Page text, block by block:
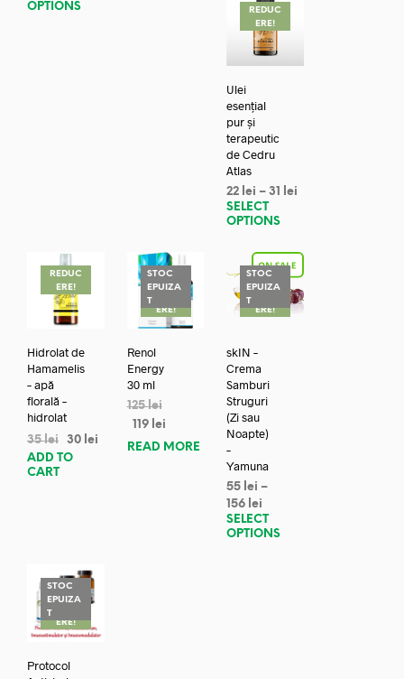
OPTIONS
REDUC
ERE!
Ulei
esențial
pur și
terapeutic
de Cedru
Atlas
22 lei –31
lei
SELECT
OPTIONS
REDUC
ERE!
Hidrolat de
Hamamelis
– apă
florală –
hidrolat
35lei 30 lei
ADD TO
CART
STOC
EPUIZA
TREDUC
ERE!
Renol
Energy
30 ml
125lei
119 lei
READ MORE
STOC
EPUIZA
TREDUC
ERE!
skIN –
Crema
Samburi
Struguri
(Zi sau
Noapte)
–
Yamuna
55 lei –
156 lei
SELECT
OPTIONS
STOC
EPUIZA
TREDUC
ERE!
Protocol